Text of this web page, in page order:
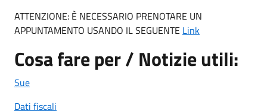
ATTENZIONE: È NECESSARIO PRENOTARE UN
APPUNTAMENTO USANDO IL SEGUENTE Link
Cosa fare per / Notizie utili:
Sue
Dati fiscali